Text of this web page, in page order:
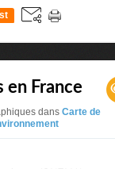
en France
dans Carte de